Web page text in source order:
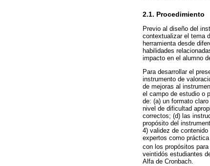
2.1. Procedimiento
Previo al diseño del
contextualizar el tema
herramienta desde
habilidades
impacto en el alumno
Para desarrollar el
instrumento de
de mejoras al
el campo de estudio o
de: (a) un formato
nivel de dificultad
correctos; (d) las
propósito del
4) validez de
expertos como
con los propósitos
veintidós estudiantes
Alfa de Cronbach.